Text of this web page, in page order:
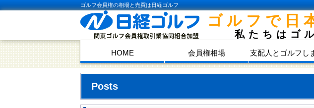
ゴルフ会員権の相場と売買は日経ゴルフ
ゴルフで日
私たちはゴ
HOME 会員権相場 支配人とゴルフし
Posts